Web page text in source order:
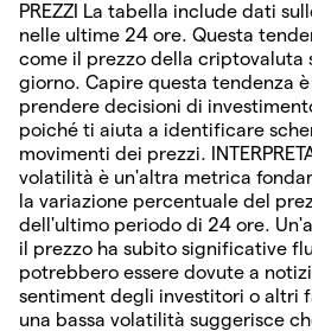
PREZZI La tabella include dati
nelle ultime 24 ore. Questa
come il prezzo della criptovaluta
giorno. Capire questa tendenza
prendere decisioni di
poiché ti aiuta a identificare
movimenti dei prezzi.
volatilità è un'altra metrica
la variazione percentuale del
dell'ultimo periodo di 24 ore.
il prezzo ha subito significative
potrebbero essere dovute a
sentiment degli investitori o altri
una bassa volatilità suggerisce